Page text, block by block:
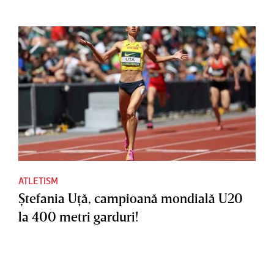
ATLETISM
Ştefania Uţă, campioană mondială U20
la 400 metri garduri!